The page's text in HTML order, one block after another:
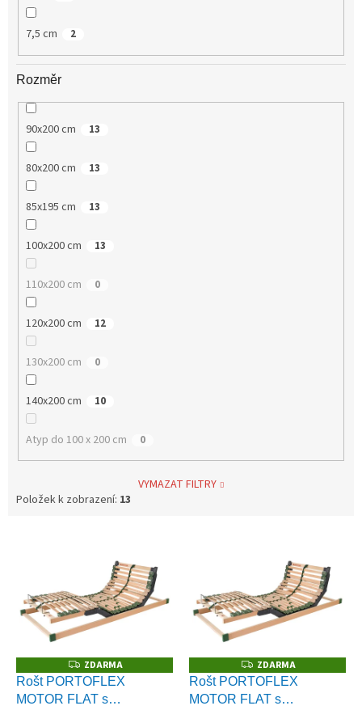
7,5 cm 2
Rozměr
90x200 cm 13
80x200 cm 13
85x195 cm 13
100x200 cm 13
110x200 cm 0
120x200 cm 12
130x200 cm 0
140x200 cm 10
Atyp do 100 x 200 cm 0
VYMAZAT FILTRY
Položek k zobrazení: 13
Z
D
A
R
ZDARMA
Rošt PORTOFLEX
MOTOR FLAT s
Z
D
A
R
ZDARMA
Rošt PORTOFLEX
MOTOR FLAT s